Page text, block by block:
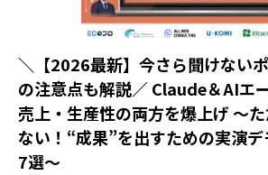
＼【2026最新】今さら聞けない
の注意点も解説／ Claude＆AIエ
売上・生産性の両方を爆上げ ～
ない！“成果”を出すための実演
7選～